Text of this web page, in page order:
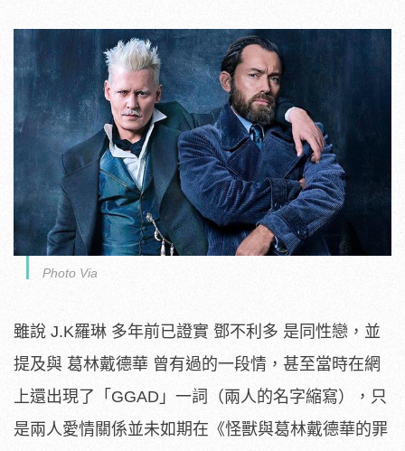
Photo Via
雖說 J.K羅琳 多年前已證實 鄧不利多 是同性戀，並
提及與 葛林戴德華 曾有過的一段情，甚至當時在網
上還出現了「GGAD」一詞（兩人的名字縮寫），只
是兩人愛情關係並未如期在《怪獸與葛林戴德華的罪